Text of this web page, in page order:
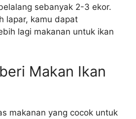
sebanyak 2-3 ekor.
lapar, kamu dapat
lagi makanan untuk ikan
Makan Ikan
makanan yang cocok untuk